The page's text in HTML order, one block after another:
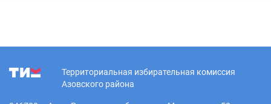
Территориальная избирательная комиссия
Азовского района